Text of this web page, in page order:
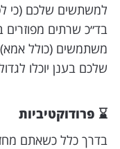
למשתשים שלכם (כי
שלכם בענן יוכלו
⌛️ פרודוקטיביות
בדרך כלל כשאתם